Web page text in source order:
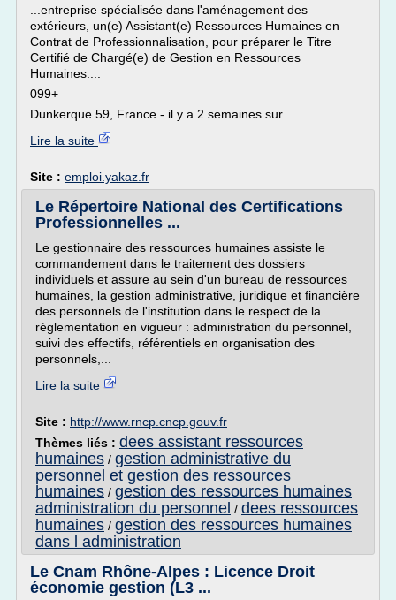
...entreprise spécialisée dans l'aménagement des
extérieurs, un(e) Assistant(e) Ressources Humaines en
Contrat de Professionnalisation, pour préparer le Titre
Certifié de Chargé(e) de Gestion en Ressources
Humaines....
099+
Dunkerque 59, France - il y a 2 semaines sur...
Lire la suite
Site : emploi.yakaz.fr
Le Répertoire National des Certifications
Professionnelles ...
Le gestionnaire des ressources humaines assiste le
commandement dans le traitement des dossiers
individuels et assure au sein d'un bureau de ressources
humaines, la gestion administrative, juridique et financière
des personnels de l'institution dans le respect de la
réglementation en vigueur : administration du personnel,
suivi des effectifs, référentiels en organisation des
personnels,...
Lire la suite
Site : http://www.rncp.cncp.gouv.fr
Thèmes liés : dees assistant ressources
humaines / gestion administrative du
personnel et gestion des ressources
humaines / gestion des ressources humaines
administration du personnel / dees ressources
humaines / gestion des ressources humaines
dans l administration
Le Cnam Rhône-Alpes : Licence Droit
économie gestion (L3 ...